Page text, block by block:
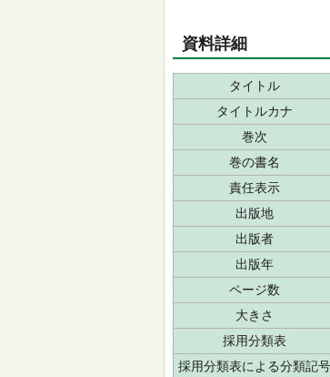
資料詳細
タイトル
タイトルカナ
巻次
巻の書名
責任表示
出版地
出版者
出版年
ページ数
大きさ
採用分類表
採用分類表による分類記号